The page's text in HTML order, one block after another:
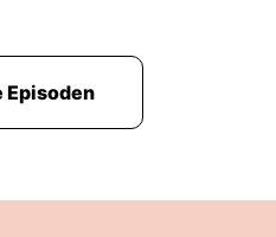
Episoden